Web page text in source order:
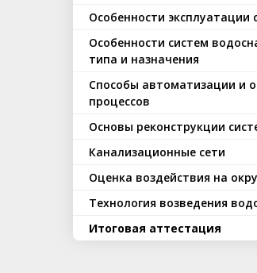
Особенности
Особенности систем
типа и назначения
Способы автоматизации и
процессов
Основы реконструкции
Канализационные сети
Оценка воздействия на
Технология возведения
Итоговая аттестация